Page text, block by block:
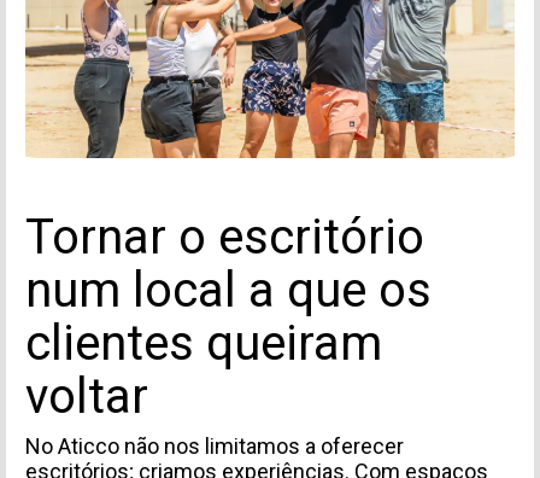
Tornar o escritório
num local a que os
clientes queiram
voltar
No Aticco não nos limitamos a oferecer
escritórios; criamos experiências. Com espaços